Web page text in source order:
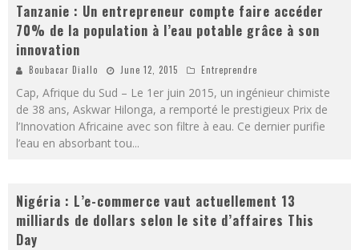
Tanzanie : Un entrepreneur compte faire accéder
70% de la population à l’eau potable grâce à son
innovation
Boubacar Diallo June 12, 2015 Entreprendre
Cap, Afrique du Sud – Le 1er juin 2015, un ingénieur chimiste
de 38 ans, Askwar Hilonga, a remporté le prestigieux Prix de
l’Innovation Africaine avec son filtre à eau. Ce dernier purifie
l’eau en absorbant tou...
Nigéria : L’e-commerce vaut actuellement 13
milliards de dollars selon le site d’affaires This
Day